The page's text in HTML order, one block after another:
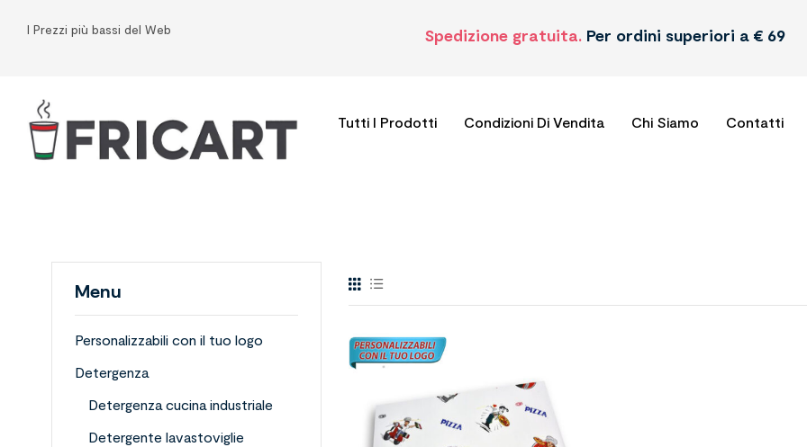
I Prezzi più bassi del Web Spedizione gratuita. Per ordini superiori a € 69
Tutti I Prodotti Condizioni Di Vendita Chi Siamo Contatti
Menu
Personalizzabili con il tuo logo
Detergenza
Detergenza cucina industriale
Detergente lavastoviglie